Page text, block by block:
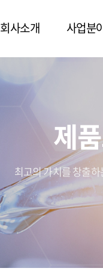
회사소개 사업분
제
최고의 가치를 창출